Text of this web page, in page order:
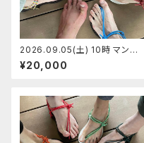
2026.09.05(土) 10時 マンサ
ンダル代官山店 マンサンダルワ
ークショップ 【定員7】ゆりちゃん
¥20,000